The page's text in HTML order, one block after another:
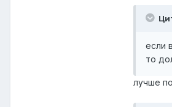
если
то
лучше